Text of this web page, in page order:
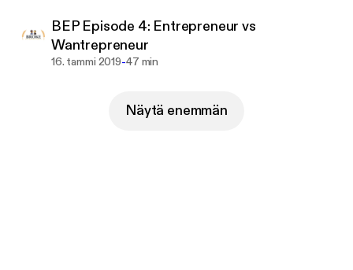
BEP Episode 4: Entrepreneur vs
Wantrepreneur
16. tammi 2019-47 min
Näytä enemmän